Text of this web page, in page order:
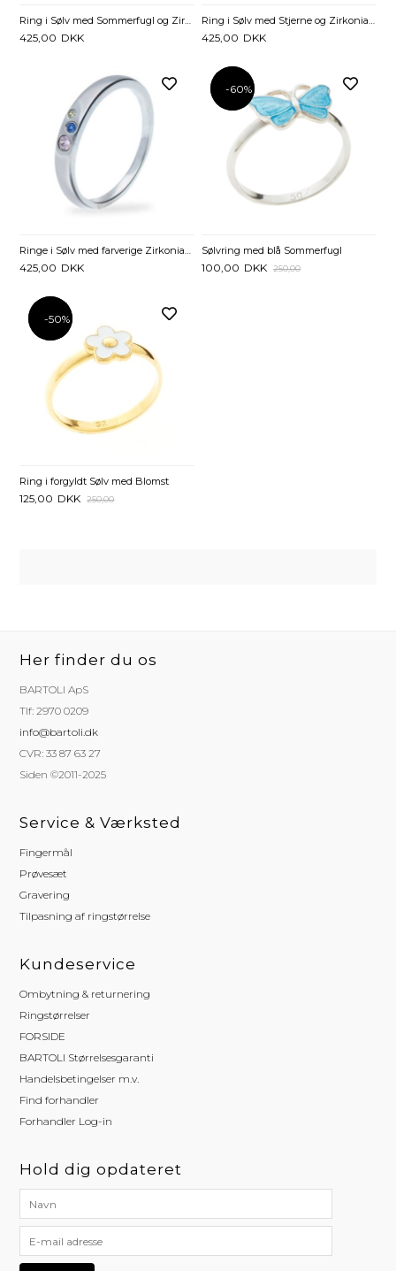
425,00 DKK 425,00 DKK
Ringe i Sølv med farverige Zirkoniasten
425,00 DKK
-60%
-60%
Sølvring med blå Sommerfugl
100,00 DKK 250,00
-50%
-50%
Ring i forgyldt Sølv med Blomst
125,00 DKK 250,00
Her finder du os
BARTOLI ApS
Tlf: 2970 0209
info@bartoli.dk
CVR: 33 87 63 27
Siden ©2011-2025
Service & Værksted
Fingermål
Prøvesæt
Gravering
Tilpasning af ringstørrelse
Kundeservice
Ombytning & returnering
Ringstørrelser
FORSIDE
BARTOLI Størrelsesgaranti
Handelsbetingelser m.v.
Find forhandler
Forhandler Log-in
Hold dig opdateret